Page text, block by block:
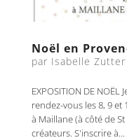
Noël en
par Isabelle Zutter
EXPOSITION DE
rendez-vous les 8, 9
à Maillane (à côté de
créateurs. S'inscrire à...